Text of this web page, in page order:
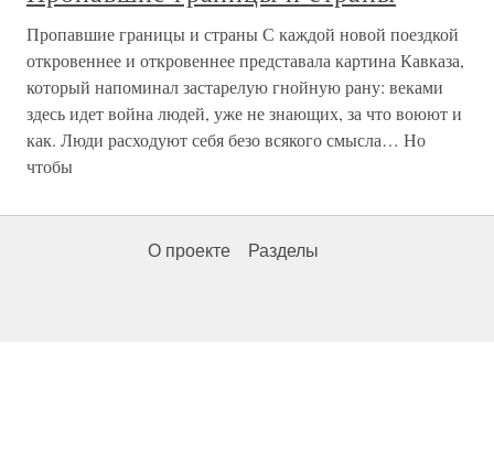
Пропавшие границы и страны С каждой новой поездкой
откровеннее и откровеннее представала картина Кавказа,
который напоминал застарелую гнойную рану: веками
здесь идет война людей, уже не знающих, за что воюют и
как. Люди расходуют себя безо всякого смысла… Но
чтобы
О проекте Разделы